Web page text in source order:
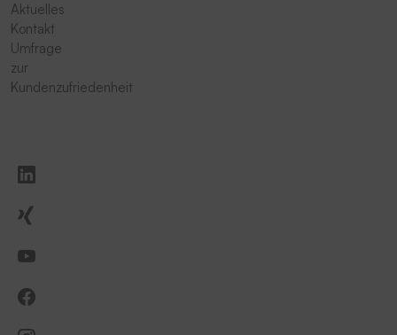
Aktuelles
Kontakt
Umfrage
zur
Kundenzufriedenheit